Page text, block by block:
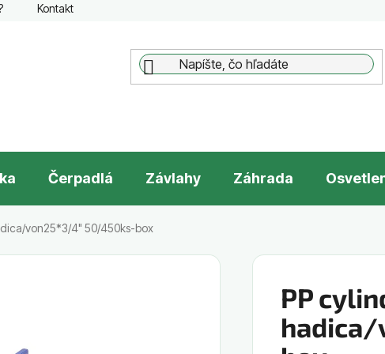
Kontakt
Čerpadlá Závlahy Záhrada
von25*3/4" 50/450ks-box
PP